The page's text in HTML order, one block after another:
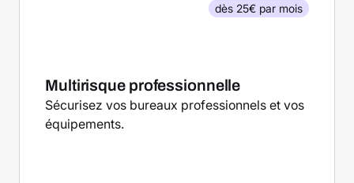
Multirisque professionnelle
Sécurisez vos bureaux professionnels et vos
équipements.
dès 25€ par mois